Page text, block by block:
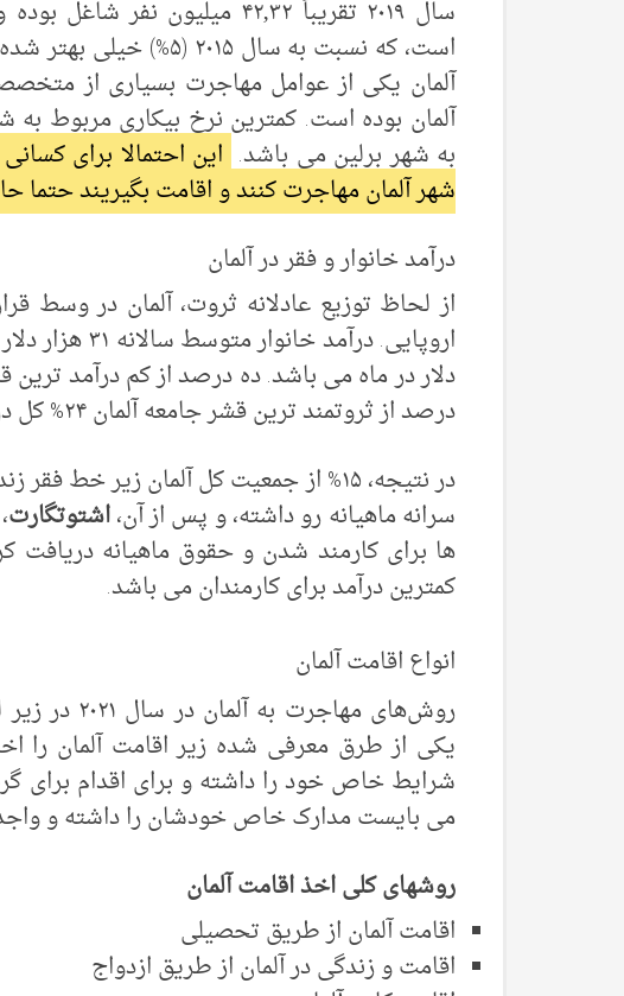
است، که نسبت به سال
آلمان یکی از عوامل مهاجرت بسیاری از
آلمان بوده است. کمترین نرخ بیکاری مربوط به
به شهر برلین می باشد. این احتمالا برای
شهر آلمان مهاجرت کنند و اقامت بگیریند حتما
درآمد خانوار و فقر در آلمان
از لحاظ توزیع عادلانه ثروت، آلمان در وسط
درصد از ثروتمند ترین قشر جامعه آلمان ۲۴% کل درآمد را به خود اختصاص می دهند.
در نتیجه، ۱۵% از جمعیت کل آلمان زیر خط فقر زندگی می کنند.
سرانه ماهیانه رو داشته، و پس از آن،اشتوتگارت،
ها برای کارمند شدن و حقوق ماهیانه
کمترین درآمد برای کارمندان می باشد.
انواع اقامت آلمان
روش‌های
یکی از طرق معرفی شده زیر اقامت آلمان را
شرایط خاص خود را داشته و برای اقدام برای
می بایست مدارک خاص خودشان را داشته و
روشهای کلی اخذ اقامت آلمان
اقامت آلمان از طریق تحصیلی
اقامت و زندگی در آلمان از طریق ازدواج